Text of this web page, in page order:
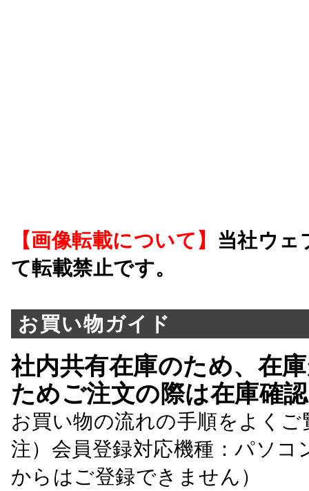
【画像転載について】 当社ウェ
て転載禁止です。
お買い物ガイド
社内共有在庫のため、在
ためご注文の際は在庫確
お買い物の流れの手順をよくご
注）会員登録対応機種：パソ
からはご登録できません）